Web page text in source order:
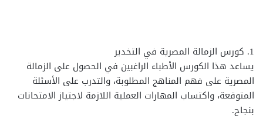
1. كورس الزمالة المصرية في التخدير
يساعد هذا الكورس الأطباء الراغبين في الحصول على الزمالة
المصرية على فهم المناهج المطلوبة، والتدرب على الأسئلة
المتوقعة، واكتساب المهارات العملية اللازمة لاجتياز الامتحانات
بنجاح.